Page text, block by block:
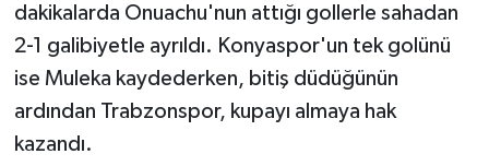
dakikalarda Onuachu'nun attığı gollerle sahadan
2-1 galibiyetle ayrıldı. Konyaspor'un tek golünü
ise Muleka kaydederken, bitiş düdüğünün
ardından Trabzonspor, kupayı almaya hak
kazandı.